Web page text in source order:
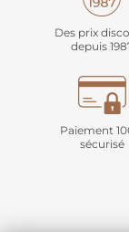
Des prix
depuis
Paiement
sécurisé